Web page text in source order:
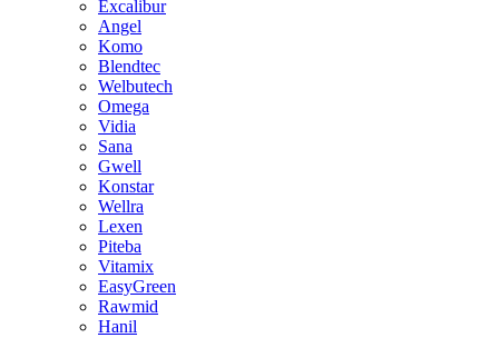
Excalibur
Angel
Komo
Blendtec
Welbutech
Omega
Vidia
Sana
Gwell
Konstar
Wellra
Lexen
Piteba
Vitamix
EasyGreen
Rawmid
Hanil